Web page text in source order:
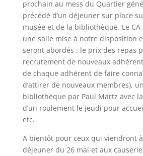
prochain au mess du Quartier
précédé d’un déjeuner sur place
musée et de la bibliothèque. Le
une salle mise à notre disposition
seront abordés : le prix des repas
recrutement de nouveaux
de chaque adhérent de faire
d’attirer de nouveaux membres),
bibliothèque par Paul Martz avec
d’un roulement le jeudi pour
etc.
A bientôt pour ceux qui viendront
déjeuner du 26 mai et aux